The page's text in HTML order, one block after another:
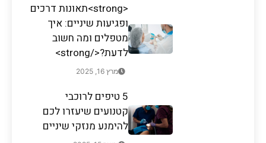
<strong>תאונות דרכים
ופגיעות שיניים: איך
מטפלים ומה חשוב
לדעת?</strong>
מרץ 16, 2025
5 טיפים לרוכבי
קטנועים שיעזרו לכם
להימנע מנזקי שיניים